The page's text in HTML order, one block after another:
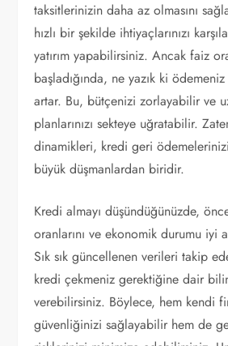
taksitlerinizin daha az olmasını
hızlı bir şekilde ihtiyaçlarınızı
yatırım yapabilirsiniz. Ancak faiz
başladığında, ne yazık ki
artar. Bu, bütçenizi zorlayabilir ve
planlarınızı sekteye uğratabilir.
dinamikleri, kredi geri
büyük düşmanlardan biridir.
Kredi almayı düşündüğünüzde,
oranlarını ve ekonomik durumu iyi
Sık sık güncellenen verileri takip
kredi çekmeniz gerektiğine dair
verebilirsiniz. Böylece, hem kendi
güvenliğinizi sağlayabilir hem de